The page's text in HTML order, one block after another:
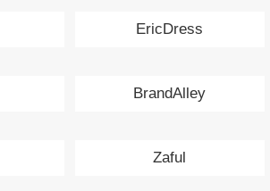
EricDress
BrandAlley
Zaful